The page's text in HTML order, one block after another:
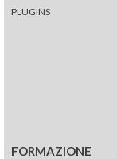
PLUGINS
FORMAZIONE